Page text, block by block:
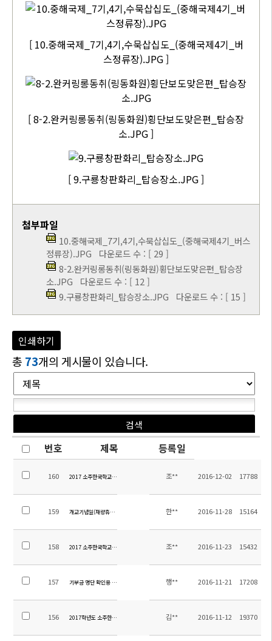
[ 10.중해국제_7기,4기,수묵삽십도_(중해국제4기_버
스정류장).JPG ]
[ 8-2.완커링롱동취(링동화원)횡단보도맞은편_탑승장
소.JPG ]
[ 9.구룡창판화리_탑승장소.JPG ]
첨부파일
10.중해국제_7기,4기,수묵삽십도_(중해국제4기_버스
정류장).JPG 다운로드 수 : [ 29 ]
8-2.완커링롱동취(링동화원)횡단보도맞은편_탑승장
소.JPG 다운로드 수 : [ 12 ]
9.구룡창판화리_탑승장소.JPG 다운로드 수 : [ 15 ]
인쇄하기
총 73개의 게시물이 있습니다.
번호 제목 등록일
160 2017 소주한국학교 교사 채용 합격 및 예비 합격 통보(14:00 한국시각)
조** 2016-12-02 17788
159 개교기념일(재량휴업일)안내 한** 2016-11-28 15164
158 2017 소주한국학교 교원초빙 추가모집 면접 대상자 개별 통보
조** 2016-11-23 15432
157 기부금 명단 확인용 공지 행** 2016-11-21 17208
156 2017학년도 소주한국학교 교원 추가모집(면접대상자발표일:11.23.)
김** 2016-11-12 19370